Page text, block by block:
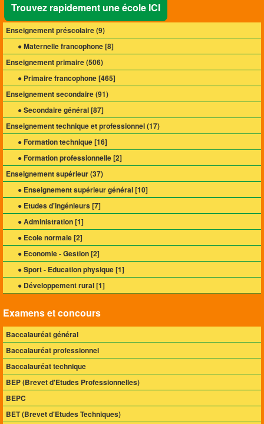
Trouvez rapidement une école ICI
Enseignement préscolaire (9)
● Maternelle francophone [8]
Enseignement primaire (506)
● Primaire francophone [465]
Enseignement secondaire (91)
● Secondaire général [87]
Enseignement technique et professionnel (17)
● Formation technique [16]
● Formation professionnelle [2]
Enseignement supérieur (37)
● Enseignement supérieur général [10]
● Etudes d'ingénieurs [7]
● Administration [1]
● Ecole normale [2]
● Economie - Gestion [2]
● Sport - Education physique [1]
● Développement rural [1]
Examens et concours
Baccalauréat général
Baccalauréat professionnel
Baccalauréat technique
BEP (Brevet d'Etudes Professionnelles)
BEPC
BET (Brevet d'Etudes Techniques)